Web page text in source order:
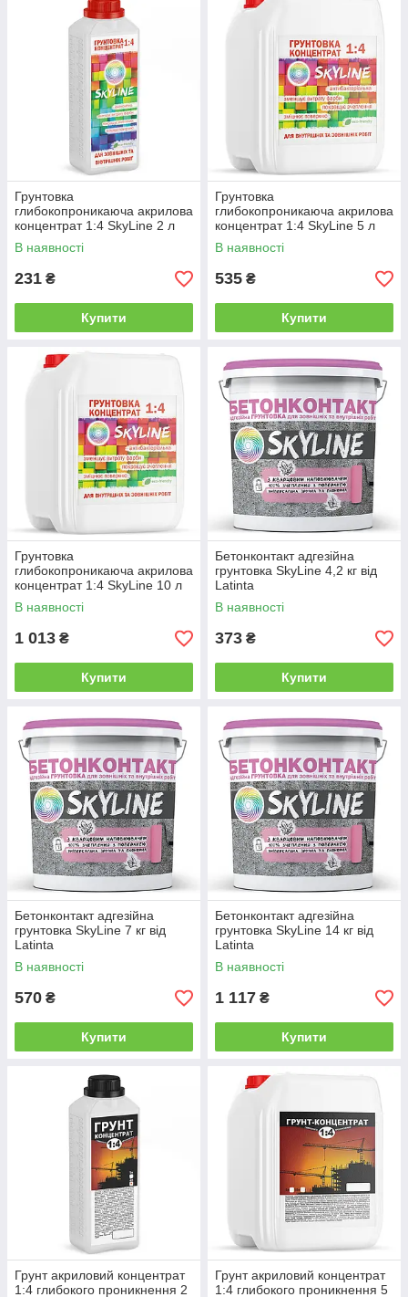
Грунтовка
глибокопроникаюча акрилова
концентрат 1:4 SkyLine 2 л
від Latinta
В наявності
231 ₴
Купити
Грунтовка
глибокопроникаюча акрилова
концентрат 1:4 SkyLine 5 л
від Latinta
В наявності
535 ₴
Купити
Грунтовка
глибокопроникаюча акрилова
концентрат 1:4 SkyLine 10 л
від Latinta
В наявності
1 013 ₴
Купити
Бетонконтакт адгезійна
грунтовка SkyLine 4,2 кг від
Latinta
В наявності
373 ₴
Купити
Бетонконтакт адгезійна
грунтовка SkyLine 7 кг від
Latinta
В наявності
570 ₴
Купити
Бетонконтакт адгезійна
грунтовка SkyLine 14 кг від
Latinta
В наявності
1 117 ₴
Купити
Грунт акриловий концентрат
1:4 глибокого проникнення 2
Грунт акриловий концентрат
1:4 глибокого проникнення 5